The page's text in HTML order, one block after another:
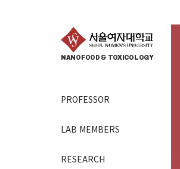
NANOFOOD & TOXICOLOGY
PROFESSOR
LAB MEMBERS
RESEARCH